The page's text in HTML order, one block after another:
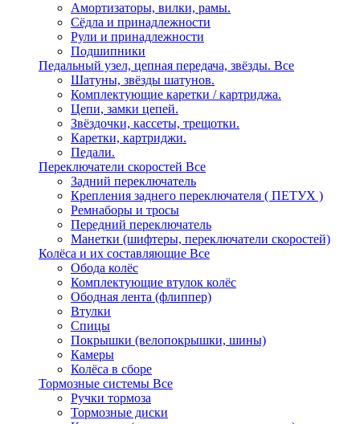
Амортизаторы, вилки, рамы.
Сёдла и принадлежности
Рули и принадлежности
Подшипники
Педальный узел, цепная передача, звёзды. Все
Шатуны, звёзды шатунов.
Комплектующие каретки / картриджа.
Цепи, замки цепей.
Звёздочки, кассеты, трещотки.
Каретки, картриджи.
Педали.
Переключатели скоростей Все
Задний переключатель
Крепления заднего переключателя ( ПЕТУХ )
Ремнаборы и тросы
Передний переключатель
Манетки (шифтеры, переключатели скоростей)
Колёса и их составляющие Все
Обода колёс
Комплектующие втулок колёс
Ободная лента (флиппер)
Втулки
Спицы
Покрышки (велопокрышки, шины)
Камеры
Колёса в сборе
Тормозные системы Все
Ручки тормоза
Тормозные диски